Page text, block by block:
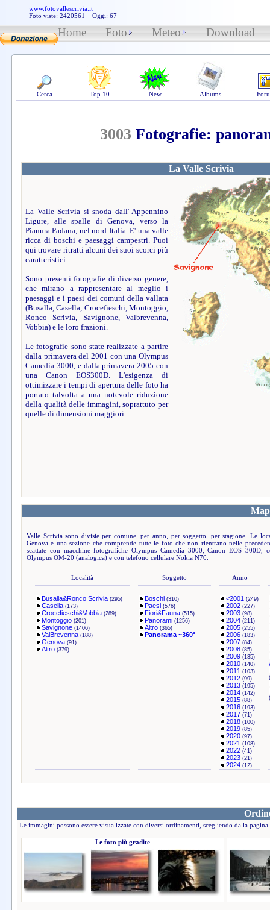
www.fotovallescrivia.it
Foto viste: 2420561 Oggi: 67
Home Foto Meteo Download
Cerca Top 10 New Albums
3003 Fotografie:
La Valle Scrivia
La Valle Scrivia si snoda dall' Appennino
Ligure, alle spalle di Genova, verso la
Pianura Padana, nel nord Italia. E' una valle
ricca di boschi e paesaggi campestri. Puoi
qui trovare ritratti alcuni dei suoi scorci più
caratteristici.
Sono presenti fotografie di diverso genere,
che mirano a rappresentare al meglio i
paesaggi e i paesi dei comuni della vallata
(Busalla, Casella, Crocefieschi, Montoggio,
Ronco Scrivia, Savignone, Valbrevenna,
Vobbia) e le loro frazioni.
Le fotografie sono state realizzate a partire
dalla primavera del 2001 con una Olympus
Camedia 3000, e dalla primavera 2005 con
una Canon EOS300D. L'esigenza di
ottimizzare i tempi di apertura delle foto ha
portato talvolta a una notevole riduzione
della qualità delle immagini, soprattuto per
quelle di dimensioni maggiori.
Valle Scrivia sono divisie per comune, per anno, per soggetto, per stagione. Le
Genova e una sezione che comprende tutte le foto che non rientrano nelle
scattate con macchine fotografiche Olympus Camedia 3000, Canon EOS 300D,
Olympus OM-20 (analogica) e con telefono cellulare Nokia N70.
Località Soggetto Anno
Busalla&Ronco Scrivia (295)
Casella (173)
Crocefieschi&Vobbia (289)
Montoggio (201)
Savignone (1406)
ValBrevenna (188)
Genova (91)
Altro (379)
Boschi (310)
Paesi (576)
Fiori&Fauna (515)
Panorami (1256)
Altro (365)
Panorama ~360°
<2001 (249)
2002 (227)
2003 (98)
2004 (211)
2005 (255)
2006 (183)
2007 (84)
2008 (85)
2009 (135)
2010 (140)
2011 (103)
2012 (99)
2013 (195)
2014 (142)
2015 (88)
2016 (193)
2017 (71)
2018 (100)
2019 (85)
2020 (97)
2021 (108)
2022 (41)
2023 (21)
2024 (12)
Le immagini possono essere visualizzate con diversi ordinamenti, scegliendo dalla pagina
Le foto più gradite